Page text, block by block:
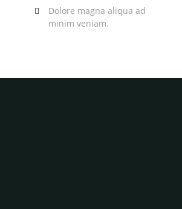
Dolore magna aliqua ad
minim veniam.